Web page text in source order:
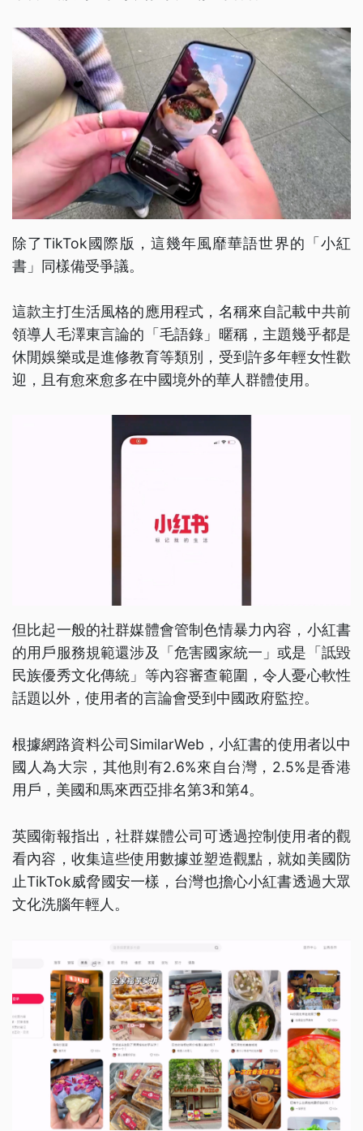
除了TikTok國際版，這幾年風靡華語世界的「小紅
書」同樣備受爭議。
這款主打生活風格的應用程式，名稱來自記載中共前
領導人毛澤東言論的「毛語錄」暱稱，主題幾乎都是
休閒娛樂或是進修教育等類別，受到許多年輕女性歡
迎，且有愈來愈多在中國境外的華人群體使用。
但比起一般的社群媒體會管制色情暴力內容，小紅書
的用戶服務規範還涉及「危害國家統一」或是「詆毀
民族優秀文化傳統」等內容審查範圍，令人憂心軟性
話題以外，使用者的言論會受到中國政府監控。
根據網路資料公司SimilarWeb，小紅書的使用者以中
國人為大宗，其他則有2.6%來自台灣，2.5%是香港
用戶，美國和馬來西亞排名第3和第4。
英國衛報指出，社群媒體公司可透過控制使用者的觀
看內容，收集這些使用數據並塑造觀點，就如美國防
止TikTok威脅國安一樣，台灣也擔心小紅書透過大眾
文化洗腦年輕人。